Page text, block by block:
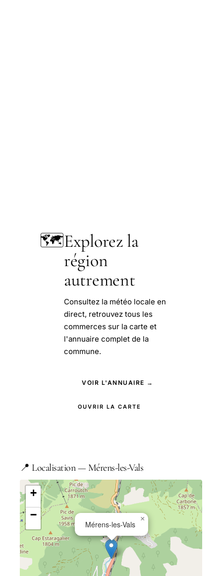
🗺️Explorez la
région
autrement
Consultez la météo locale en
direct, retrouvez tous les
commerces sur la carte et
l'annuaire complet de la
commune.
VOIR L'ANNUAIRE →
OUVRIR LA CARTE
📍 Localisation — Mérens-les-Vals
Mérens-les-Vals
×
+
−